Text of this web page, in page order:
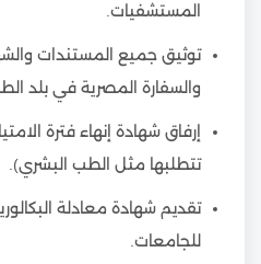
المستشفيات.
توثيق جميع المستندات
والسفارة المصرية في بلد
إرفاق شهادة إنهاء فترة
تتطلبها مثل الطب البشري).
تقديم شهادة معادلة
للجامعات.